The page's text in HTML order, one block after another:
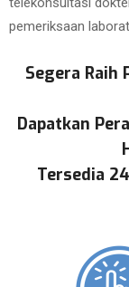
pemeriksaan
Segera Raih
Dapatkan
Tersedia